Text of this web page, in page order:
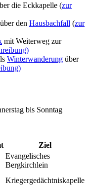
die Eckkapelle (zur
den Hausbachfall (zur
mit Weiterweg zur
Winterwanderung über
bis Sonntag
Ziel
Evangelisches
Bergkirchlein
Kriegergedächtniskapelle